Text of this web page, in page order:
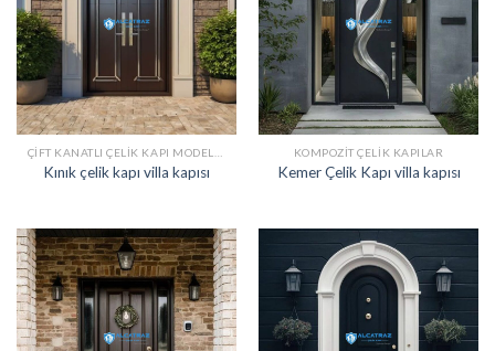
Kınık çelik kapı villa kapısı
KOMPOZIT ÇELIK KAPILAR
Kemer Çelik Kapı villa kapısı